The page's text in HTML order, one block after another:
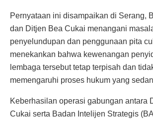
Pernyataan ini disampaikan di Serang,
dan Ditjen Bea Cukai menangani
penyelundupan dan penggunaan pita
menekankan bahwa kewenangan
lembaga tersebut tetap terpisah dan
memengaruhi proses hukum yang
Keberhasilan operasi gabungan antara
Cukai serta Badan Intelijen Strategis